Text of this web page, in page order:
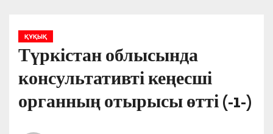
ҚҰҚЫҚ
Түркістан облысында
консультативті кеңесші
органның отырысы өтті (-1-)